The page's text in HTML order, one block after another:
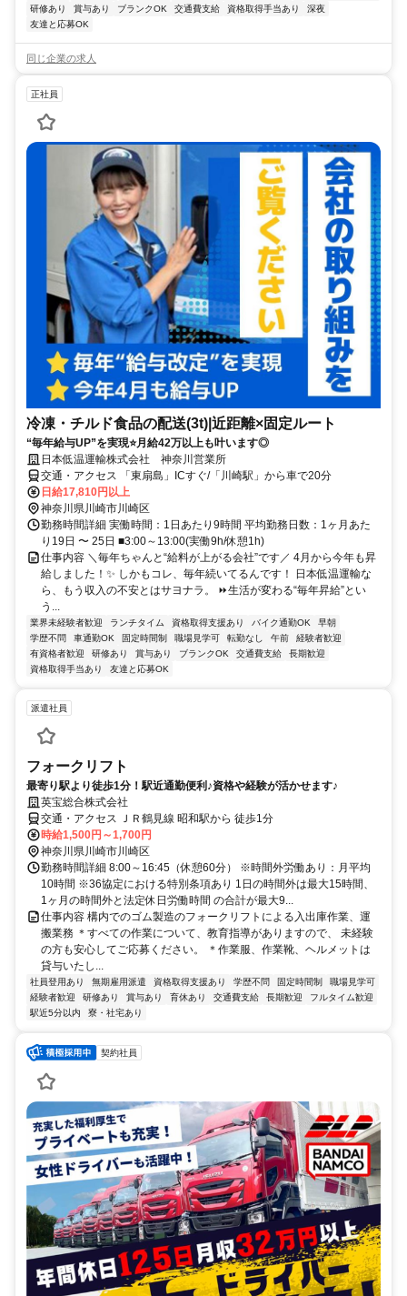
研修あり
賞与あり ブランクOK 交通費支給 資格取得手当あり
深夜
友達と応募OK
同じ企業の求人
正社員
冷凍・チルド食品の配送(3t)|近距離×固定ルート
“毎年給与UP”を実現⭐月給42万以上も叶います◎
日本低温運輸株式会社 神奈川営業所
交通・アクセス 「東扇島」ICすぐ/「川崎駅」から車で20分
日給17,810円以上
神奈川県川崎市川崎区
勤務時間詳細 実働時間：1日あたり9時間 平均勤務日数：1ヶ月あた
り19日 〜 25日 ■3:00～13:00(実働9h/休憩1h)
仕事内容 ＼毎年ちゃんと“給料が上がる会社”です／ 4月から今年も昇
給しました！✨ しかもコレ、毎年続いてるんです！ 日本低温運輸な
ら、もう収入の不安とはサヨナラ。 ⏩生活が変わる“毎年昇給”とい
う...
業界未経験者歓迎 ランチタイム 資格取得支援あり バイク通勤OK
早朝
学歴不問
車通勤OK 固定時間制 職場見学可 転勤なし 午前
経験者歓迎
有資格者歓迎
研修あり 賞与あり ブランクOK 交通費支給
長期歓迎
資格取得手当あり
友達と応募OK
派遣社員
フォークリフト
最寄り駅より徒歩1分！駅近通勤便利♪資格や経験が活かせます♪
英宝総合株式会社
交通・アクセス ＪＲ鶴見線 昭和駅から 徒歩1分
時給1,500円～1,700円
神奈川県川崎市川崎区
勤務時間詳細 8:00～16:45（休憩60分） ※時間外労働あり：月平均
10時間 ※36協定における特別条項あり 1日の時間外は最大15時間、
1ヶ月の時間外と法定休日労働時間 の合計が最大9...
仕事内容 構内でのゴム製造のフォークリフトによる入出庫作業、運
搬業務 ＊すべての作業について、教育指導がありますので、 未経験
の方も安心してご応募ください。 ＊作業服、作業靴、ヘルメットは
貸与いたし...
社員登用あり 無期雇用派遣 資格取得支援あり 学歴不問 固定時間制
職場見学可
経験者歓迎
研修あり 賞与あり 育休あり 交通費支給 長期歓迎
フルタイム歓迎
駅近5分以内
寮・社宅あり
契約社員